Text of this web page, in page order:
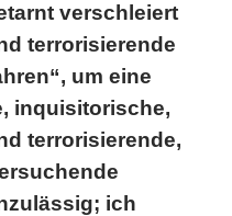
verschleiert
terrorisierende
um eine
inquisitorische,
terrorisierende,
ich